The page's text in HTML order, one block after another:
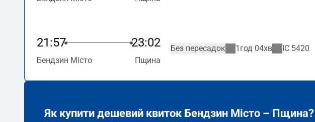
21:57 23:02
Бендзин Місто Пщина
Без пересадок 1год 04хв IC 5420
Як купити дешевий квиток Бендзин Місто – Пщина?